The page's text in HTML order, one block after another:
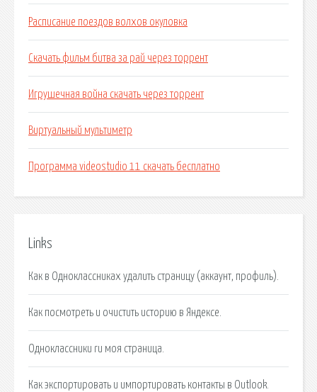
Расписание поездов волхов окуловка
Скачать фильм битва за рай через торрент
Игрушечная война скачать через торрент
Виртуальный мультиметр
Программа videostudio 11 скачать бесплатно
Links
Как в Одноклассниках удалить страницу (аккаунт, профиль).
Как посмотреть и очистить историю в Яндексе.
Одноклассники ru моя страница.
Как экспортировать и импортировать контакты в Outlook.